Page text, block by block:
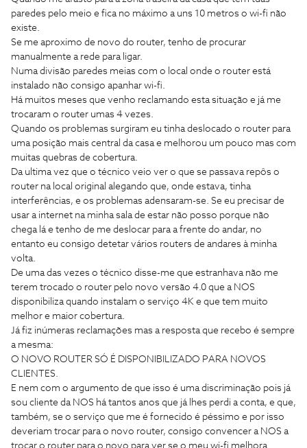
paredes pelo meio e fica no máximo a uns 10 metros o wi-fi não
existe.
Se me aproximo de novo do router, tenho de procurar
manualmente a rede para ligar.
Numa divisão paredes meias com o local onde o router está
instalado não consigo apanhar wi-fi.
Há muitos meses que venho reclamando esta situação e já me
trocaram o router umas 4 vezes.
Quando os problemas surgiram eu tinha deslocado o router para
uma posição mais central da casa e melhorou um pouco mas com
muitas quebras de cobertura.
Da ultima vez que o técnico veio ver o que se passava repôs o
router na local original alegando que, onde estava, tinha
interferências, e os problemas adensaram-se. Se eu precisar de
usar a internet na minha sala de estar não posso porque não
chega lá e tenho de me deslocar para a frente do andar, no
entanto eu consigo detetar vários routers de andares à minha
volta.
De uma das vezes o técnico disse-me que estranhava não me
terem trocado o router pelo novo versão 4.0 que a NOS
disponibiliza quando instalam o serviço 4K e que tem muito
melhor e maior cobertura.
Já fiz inúmeras reclamações mas a resposta que recebo é sempre
a mesma:
O NOVO ROUTER SÓ É DISPONIBILIZADO PARA NOVOS
CLIENTES.
E nem com o argumento de que isso é uma discriminação pois já
sou cliente da NOS há tantos anos que já lhes perdi a conta, e que,
também, se o serviço que me é fornecido é péssimo e por isso
deveriam trocar para o novo router, consigo convencer a NOS a
trocar o router para o novo para ver se o meu wi-fi melhora